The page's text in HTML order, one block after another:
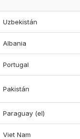
Uzbekistán
Albania
Portugal
Pakistán
Paraguay (el)
Viet Nam